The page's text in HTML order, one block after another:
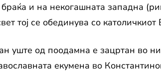
и на некогашната западна
тој се обединува со католичкиот
уште од поодамна е зацртан во
екумена во